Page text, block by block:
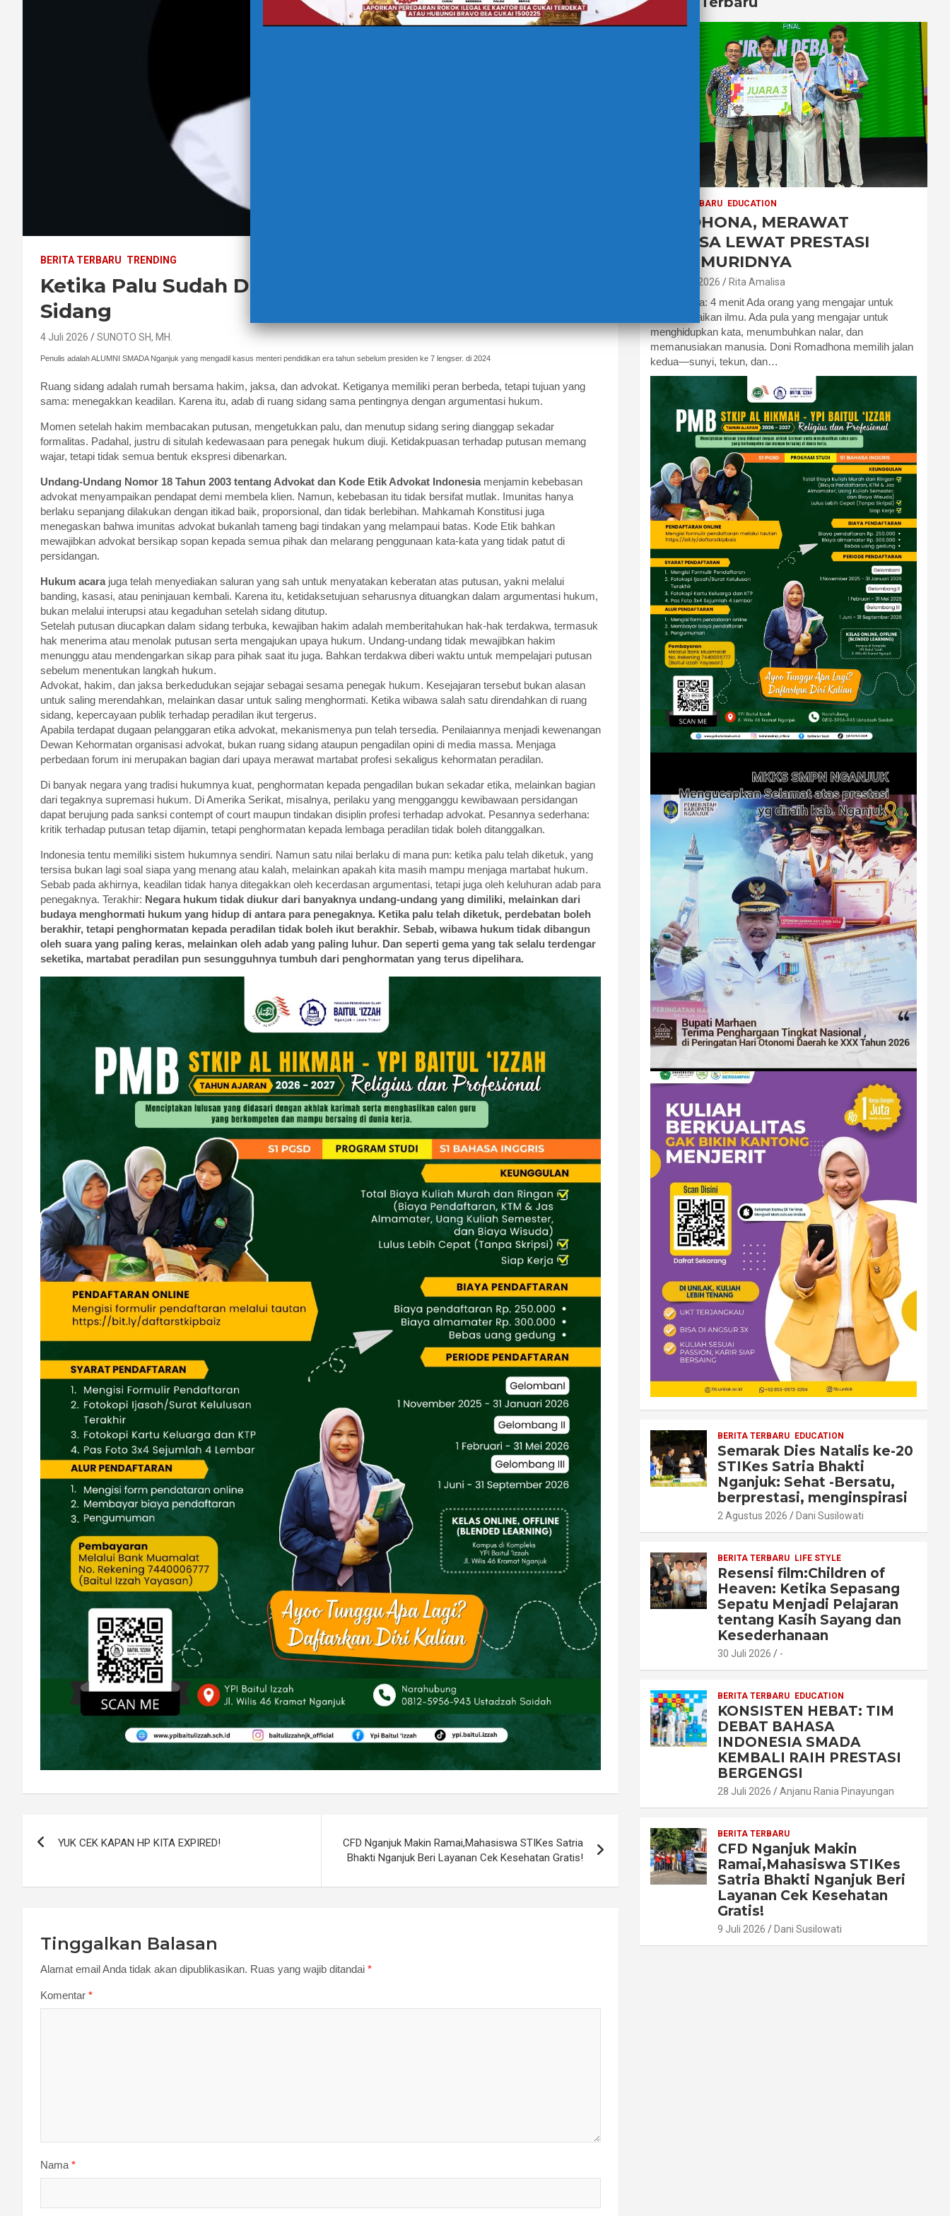
BERITA TERBARU TRENDING
Ketika Palu Sudah Diketuk: Merawat Adab di Ruang
Sidang
4 Juli 2026 SUNOTO SH, MH.
Penulis adalah ALUMNI SMADA Nganjuk yang mengadil kasus menteri pendidikan era tahun sebelum presiden ke 7 lengser. di 2024
Ruang sidang adalah rumah bersama hakim, jaksa, dan advokat. Ketiganya memiliki peran berbeda, tetapi tujuan yang
sama: menegakkan keadilan. Karena itu, adab di ruang sidang sama pentingnya dengan argumentasi hukum.
Momen setelah hakim membacakan putusan, mengetukkan palu, dan menutup sidang sering dianggap sekadar
formalitas. Padahal, justru di situlah kedewasaan para penegak hukum diuji. Ketidakpuasan terhadap putusan memang
wajar, tetapi tidak semua bentuk ekspresi dibenarkan.
Undang-Undang Nomor 18 Tahun 2003 tentang Advokat dan Kode Etik Advokat Indonesiamenjamin kebebasan
advokat menyampaikan pendapat demi membela klien. Namun, kebebasan itu tidak bersifat mutlak. Imunitas hanya
berlaku sepanjang dilakukan dengan itikad baik, proporsional, dan tidak berlebihan. Mahkamah Konstitusi juga
menegaskan bahwa imunitas advokat bukanlah tameng bagi tindakan yang melampaui batas. Kode Etik bahkan
mewajibkan advokat bersikap sopan kepada semua pihak dan melarang penggunaan kata-kata yang tidak patut di
persidangan.
Hukum acarajuga telah menyediakan saluran yang sah untuk menyatakan keberatan atas putusan, yakni melalui
banding, kasasi, atau peninjauan kembali. Karena itu, ketidaksetujuan seharusnya dituangkan dalam argumentasi hukum,
bukan melalui interupsi atau kegaduhan setelah sidang ditutup.
Setelah putusan diucapkan dalam sidang terbuka, kewajiban hakim adalah memberitahukan hak-hak terdakwa, termasuk
hak menerima atau menolak putusan serta mengajukan upaya hukum. Undang-undang tidak mewajibkan hakim
menunggu atau mendengarkan sikap para pihak saat itu juga. Bahkan terdakwa diberi waktu untuk mempelajari putusan
sebelum menentukan langkah hukum.
Advokat, hakim, dan jaksa berkedudukan sejajar sebagai sesama penegak hukum. Kesejajaran tersebut bukan alasan
untuk saling merendahkan, melainkan dasar untuk saling menghormati. Ketika wibawa salah satu direndahkan di ruang
sidang, kepercayaan publik terhadap peradilan ikut tergerus.
Apabila terdapat dugaan pelanggaran etika advokat, mekanismenya pun telah tersedia. Penilaiannya menjadi kewenangan
Dewan Kehormatan organisasi advokat, bukan ruang sidang ataupun pengadilan opini di media massa. Menjaga
perbedaan forum ini merupakan bagian dari upaya merawat martabat profesi sekaligus kehormatan peradilan.
Di banyak negara yang tradisi hukumnya kuat, penghormatan kepada pengadilan bukan sekadar etika, melainkan bagian
dari tegaknya supremasi hukum. Di Amerika Serikat, misalnya, perilaku yang mengganggu kewibawaan persidangan
dapat berujung pada sanksi contempt of court maupun tindakan disiplin profesi terhadap advokat. Pesannya sederhana:
kritik terhadap putusan tetap dijamin, tetapi penghormatan kepada lembaga peradilan tidak boleh ditanggalkan.
Indonesia tentu memiliki sistem hukumnya sendiri. Namun satu nilai berlaku di mana pun: ketika palu telah diketuk, yang
tersisa bukan lagi soal siapa yang menang atau kalah, melainkan apakah kita masih mampu menjaga martabat hukum.
Sebab pada akhirnya, keadilan tidak hanya ditegakkan oleh kecerdasan argumentasi, tetapi juga oleh keluhuran adab para
penegaknya. Terakhir: Negara hukum tidak diukur dari banyaknya undang-undang yang dimiliki, melainkan dari
budaya menghormati hukum yang hidup di antara para penegaknya. Ketika palu telah diketuk, perdebatan boleh
berakhir, tetapi penghormatan kepada peradilan tidak boleh ikut berakhir. Sebab, wibawa hukum tidak dibangun
oleh suara yang paling keras, melainkan oleh adab yang paling luhur. Dan seperti gema yang tak selalu terdengar
seketika, martabat peradilan pun sesungguhnya tumbuh dari penghormatan yang terus dipelihara.
YUK CEK KAPAN HP KITA EXPIRED!
CFD Nganjuk Makin Ramai,Mahasiswa STIKes Satria
Bhakti Nganjuk Beri Layanan Cek Kesehatan Gratis!
Tinggalkan Balasan
Alamat email Anda tidak akan dipublikasikan. Ruas yang wajib ditandai *
Komentar *
Nama *
BERITA TERBARU EDUCATION
PAK DHONA, MERAWAT
BAHASA LEWAT PRESTASI
PARA MURIDNYA
7 Agustus 2026 Rita Amalisa
Waktu baca: 4 menit Ada orang yang mengajar untuk
menyampaikan ilmu. Ada pula yang mengajar untuk
menghidupkan kata, menumbuhkan nalar, dan
memanusiakan manusia. Doni Romadhona memilih jalan
kedua—sunyi, tekun, dan…
BERITA TERBARU EDUCATION
Semarak Dies Natalis ke-20
STIKes Satria Bhakti
Nganjuk: Sehat -Bersatu,
berprestasi, menginspirasi
2 Agustus 2026 Dani Susilowati
BERITA TERBARU LIFE STYLE
Resensi film:Children of
Heaven: Ketika Sepasang
Sepatu Menjadi Pelajaran
tentang Kasih Sayang dan
Kesederhanaan
30 Juli 2026 -
BERITA TERBARU EDUCATION
KONSISTEN HEBAT: TIM
DEBAT BAHASA
INDONESIA SMADA
KEMBALI RAIH PRESTASI
BERGENGSI
28 Juli 2026 Anjanu Rania Pinayungan
BERITA TERBARU
CFD Nganjuk Makin
Ramai,Mahasiswa STIKes
Satria Bhakti Nganjuk Beri
Layanan Cek Kesehatan
Gratis!
9 Juli 2026 Dani Susilowati